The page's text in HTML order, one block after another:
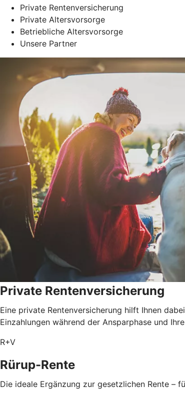
Private Rentenversicherung
Private Altersvorsorge
Betriebliche Altersvorsorge
Unsere Partner
Private Rentenversicherung
Eine private Rentenversicherung hilft Ihnen
Einzahlungen während der Ansparphase und
R+V
Rürup-Rente
Die ideale Ergänzung zur gesetzlichen Rente –